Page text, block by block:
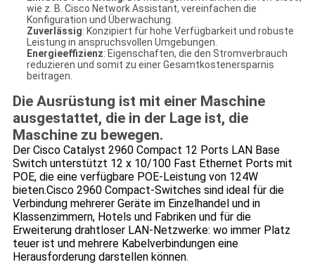
wie z. B. Cisco Network Assistant, vereinfachen die
Konfiguration und Überwachung.
Zuverlässig: Konzipiert für hohe Verfügbarkeit und robuste
Leistung in anspruchsvollen Umgebungen.
Energieeffizienz: Eigenschaften, die den Stromverbrauch
reduzieren und somit zu einer Gesamtkostenersparnis
beitragen.
Die Ausrüstung ist mit einer Maschine
ausgestattet, die in der Lage ist, die
Maschine zu bewegen.
Der Cisco Catalyst 2960 Compact 12 Ports LAN Base
Switch unterstützt 12 x 10/100 Fast Ethernet Ports mit
POE, die eine verfügbare POE-Leistung von 124W
bieten.Cisco 2960 Compact-Switches sind ideal für die
Verbindung mehrerer Geräte im Einzelhandel und in
Klassenzimmern, Hotels und Fabriken und für die
Erweiterung drahtloser LAN-Netzwerke: wo immer Platz
teuer ist und mehrere Kabelverbindungen eine
Herausforderung darstellen können.